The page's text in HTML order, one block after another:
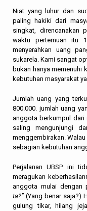
Niat yang luhur dan
paling hakiki dari
singkat, direncanakan
waktu pertemuan itu
menyerahkan uang
sukarela. Kami sangat
bukan hanya memenuhi
kebutuhan masyarakat
Jumlah uang yang
800.000. jumlah uang
anggota berkumpul dari
saling mengunjungi
menggembirakan.
sebagian kebutuhan
Perjalanan UBSP ini
meragukan
anggota mulai dengan
ta?” (Yang benar saja?)
gulung tikar, hilang